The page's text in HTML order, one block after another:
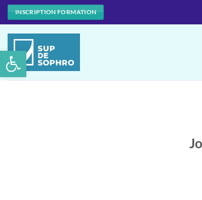
Ouvrir la barre d’outils
Passer
au
contenu
INSCRIPTION FORMATION